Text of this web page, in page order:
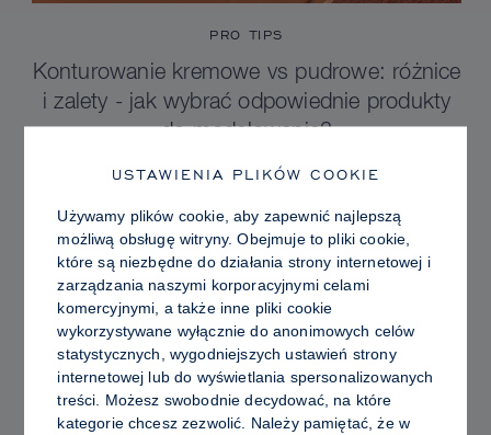
PRO TIPS
Konturowanie kremowe vs pudrowe: różnice
i zalety - jak wybrać odpowiednie produkty
do modelowania?
USTAWIENIA PLIKÓW COOKIE
Używamy plików cookie, aby zapewnić najlepszą
możliwą obsługę witryny. Obejmuje to pliki cookie,
które są niezbędne do działania strony internetowej i
zarządzania naszymi korporacyjnymi celami
komercyjnymi, a także inne pliki cookie
wykorzystywane wyłącznie do anonimowych celów
statystycznych, wygodniejszych ustawień strony
internetowej lub do wyświetlania spersonalizowanych
treści. Możesz swobodnie decydować, na które
kategorie chcesz zezwolić. Należy pamiętać, że w